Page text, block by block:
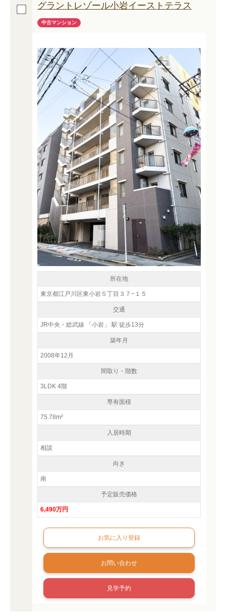
グラントレゾール小岩イーストテラス
中古マンション
所在地
東京都江戸川区東小岩５丁目３７−１５
交通
JR中央・総武線 「小岩」 駅 徒歩13分
築年月
2008年12月
間取り・階数
3LDK 4階
専有面積
75.78m²
入居時期
相談
向き
南
予定販売価格
6,490万円
お問い合わせ
見学予約